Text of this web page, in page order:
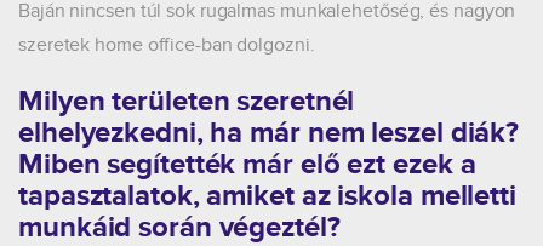
Baján nincsen túl sok rugalmas munkalehetőség, és nagyon
szeretek home office-ban dolgozni.
Milyen területen szeretnél
elhelyezkedni, ha már nem leszel diák?
Miben segítették már elő ezt ezek a
tapasztalatok, amiket az iskola melletti
munkáid során végeztél?